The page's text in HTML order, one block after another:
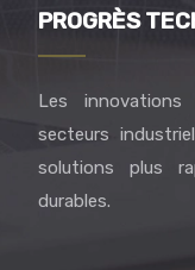
PROGRÈS
Les innovations
secteurs
solutions plus
durables.